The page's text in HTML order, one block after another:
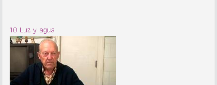
10 Luz y agua